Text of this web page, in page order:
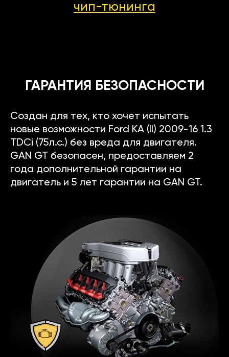
чип-тюнинга
ГАРАНТИЯ БЕЗОПАСНОСТИ
Создан для тех, кто хочет испытать
новые возможности Ford KA (II) 2009-16 1.3
TDCi (75л.с.) без вреда для двигателя.
GAN GT безопасен, предоставляем 2
года дополнительной гарантии на
двигатель и 5 лет гарантии на GAN GT.